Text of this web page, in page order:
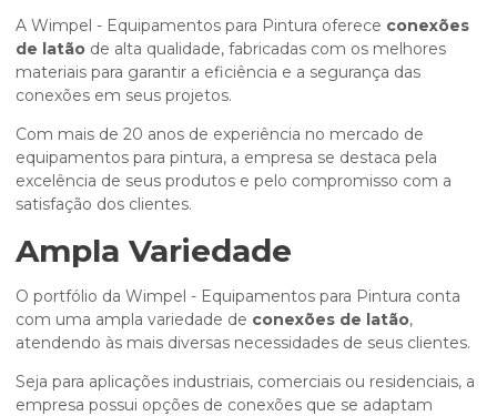
A Wimpel - Equipamentos para Pintura oferece conexões
de latão de alta qualidade, fabricadas com os melhores
materiais para garantir a eficiência e a segurança das
conexões em seus projetos.
Com mais de 20 anos de experiência no mercado de
equipamentos para pintura, a empresa se destaca pela
excelência de seus produtos e pelo compromisso com a
satisfação dos clientes.
Ampla Variedade
O portfólio da Wimpel - Equipamentos para Pintura conta
com uma ampla variedade de conexões de latão,
atendendo às mais diversas necessidades de seus clientes.
Seja para aplicações industriais, comerciais ou residenciais, a
empresa possui opções de conexões que se adaptam